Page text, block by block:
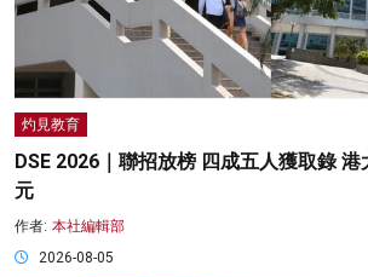
灼見教育
DSE 2026｜聯招放榜 四成五人獲取錄
元
作者: 本社編輯部
2026-08-05